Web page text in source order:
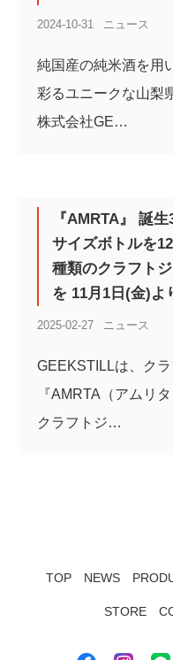
2024-10-31 ニュース
純国産の純米酒を用
彩るユニークな山梨
株式会社GE…
『AMRTA』 誕
サイズボトルを
種類のクラフト
を 11月1日(金)よ
2025-02-27 ニュース
GEEKSTILLは、ク
『AMRTA（アムリ
クラフトジ…
TOP NEWS
STORE